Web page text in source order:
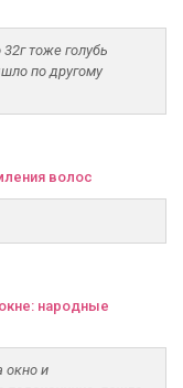
тоже голубь
по другому
волос
народные
окно и